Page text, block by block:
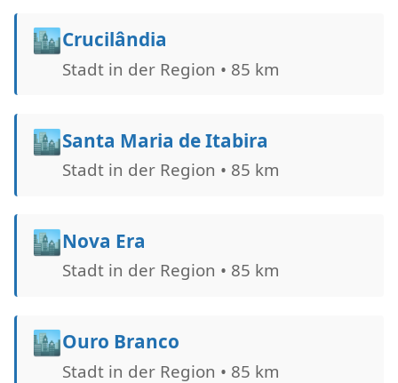
🏙️Crucilândia
Stadt in der Region • 85 km
🏙️Santa Maria de Itabira
Stadt in der Region • 85 km
🏙️Nova Era
Stadt in der Region • 85 km
🏙️Ouro Branco
Stadt in der Region • 85 km